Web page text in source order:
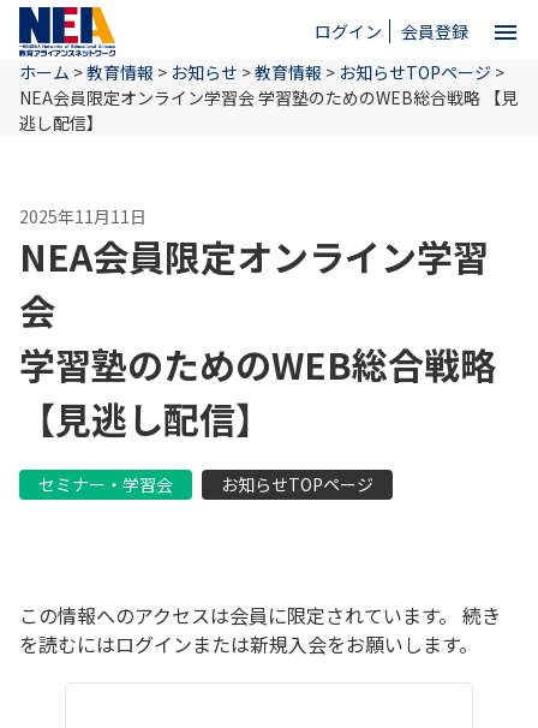
ログイン 会員登録 menu
close
NEAとは
教育情報
お問い合わせ
ホーム >教育情報 > お知らせ >教育情報 > お知らせTOPページ >
NEA会員限定オンライン学習会学習塾のためのWEB総合戦略 【見
逃し配信】
2025年11月11日
NEA会員限定オンライン学習
会
学習塾のためのWEB総合戦略
【見逃し配信】
セミナー・学習会 お知らせTOPページ
この情報へのアクセスは会員に限定されています。 続き
を読むにはログインまたは新規入会をお願いします。